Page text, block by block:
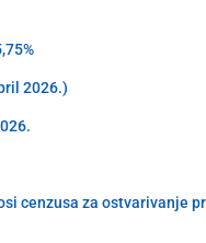
2026.)
cenzusa za ostvarivanje